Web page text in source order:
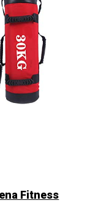
Fitness